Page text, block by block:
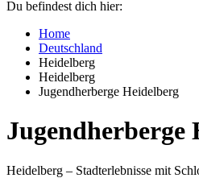
Du befindest dich hier:
Home
Deutschland
Heidelberg
Heidelberg
Jugendherberge Heidelberg
Jugendherberge
Heidelberg – Stadterlebnisse mit